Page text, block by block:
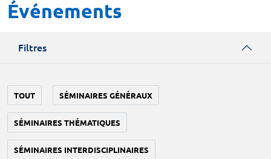
Événements
Filtres
TOUT SÉMINAIRES GÉNÉRAUX
SÉMINAIRES THÉMATIQUES
SÉMINAIRES INTERDISCIPLINAIRES